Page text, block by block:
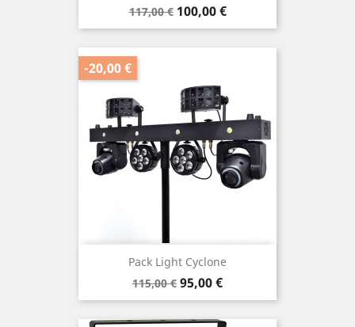
Prix
de
117,00 € Prix
100,00 €
Pack Light Cyclone
Prix
de
115,00 € Prix
95,00 €
-20,00 €